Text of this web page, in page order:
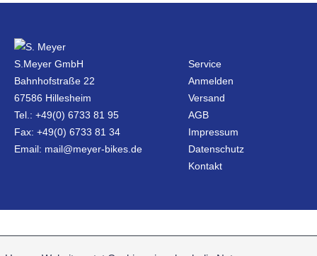
S.Meyer GmbH
Bahnhofstraße 22
67586 Hillesheim
Tel.: +49(0) 6733 81 95
Fax: +49(0) 6733 81 34
Email: mail@meyer-bikes.de
Service
Anmelden
Versand
AGB
Impressum
Datenschutz
Kontakt